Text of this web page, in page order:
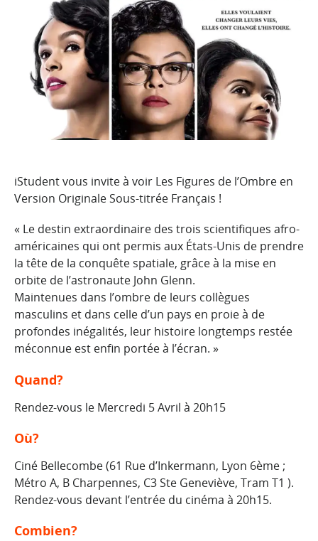
iStudent vous invite à voir Les Figures de l’Ombre en
Version Originale Sous-titrée Français !
« Le destin extraordinaire des trois scientifiques afro-
américaines qui ont permis aux États-Unis de prendre
la tête de la conquête spatiale, grâce à la mise en
orbite de l’astronaute John Glenn.
Maintenues dans l’ombre de leurs collègues
masculins et dans celle d’un pays en proie à de
profondes inégalités, leur histoire longtemps restée
méconnue est enfin portée à l’écran. »
Quand?
Rendez-vous le Mercredi 5 Avril à 20h15
Où?
Ciné Bellecombe (61 Rue d’Inkermann, Lyon 6ème ;
Métro A, B Charpennes, C3 Ste Geneviève, Tram T1 ).
Rendez-vous devant l’entrée du cinéma à 20h15.
Combien?